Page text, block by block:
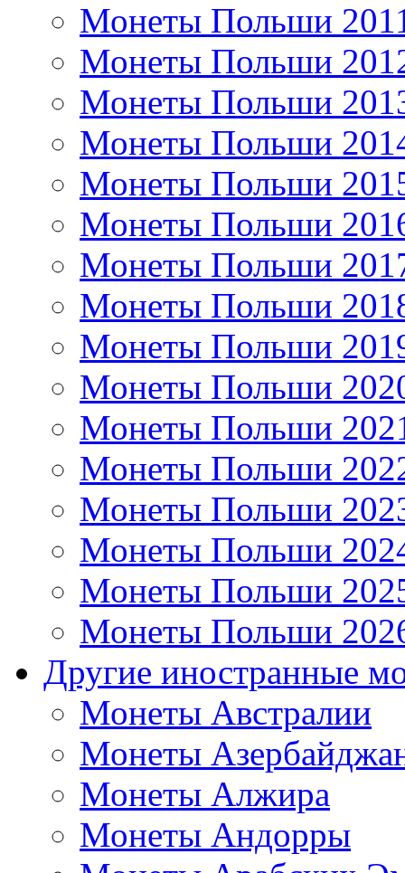
Монеты Польши
Монеты Польши
Монеты Польши
Монеты Польши
Монеты Польши
Монеты Польши
Монеты Польши
Монеты Польши
Монеты Польши
Монеты Польши
Монеты Польши
Монеты Польши
Монеты Польши
Монеты Польши
Монеты Польши
Монеты Польши
Другие иностранные
Монеты Австралии
Монеты
Монеты Алжира
Монеты Андорры